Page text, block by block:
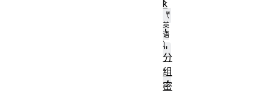
"
'
"
、
'
k
分
组
密